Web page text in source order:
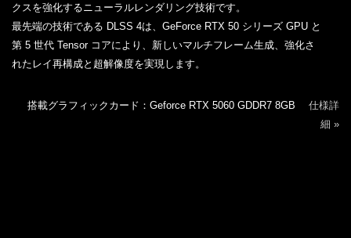
クスを強化するニューラルレンダリング技術です。
最先端の技術である DLSS 4は、GeForce RTX 50 シリーズ GPU と
第 5 世代 Tensor コアにより、新しいマルチフレーム生成、強化さ
れたレイ再構成と超解像度を実現します。
搭載グラフィックカード：Geforce RTX 5060 GDDR7 8GB 仕様詳
細 »